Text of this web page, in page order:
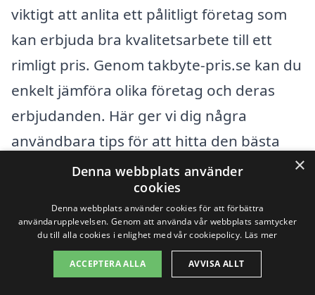
viktigt att anlita ett pålitligt företag som
kan erbjuda bra kvalitetsarbete till ett
rimligt pris. Genom takbyte-pris.se kan du
enkelt jämföra olika företag och deras
erbjudanden. Här ger vi dig några
användbara tips för att hitta den bästa
tjänsten för takbyte.
Om du vill utforska alternativ till takbyte i
Haparanda, kan det vara en bra idé att
titta på omkringliggande städer. Här är
×
Denna webbplats använder
cookies
Denna webbplats använder cookies för att förbättra
användarupplevelsen. Genom att använda vår webbplats samtycker
du till alla cookies i enlighet med vår cookiepolicy. Läs mer
ACCEPTERA ALLA AVVISA ALLT